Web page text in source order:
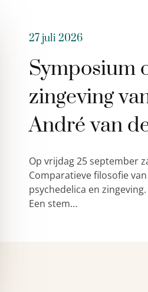
27 juli 2026
Symposium
zingeving
André van
Op vrijdag 25 september
Comparatieve filosofie
psychedelica en
Een stem…